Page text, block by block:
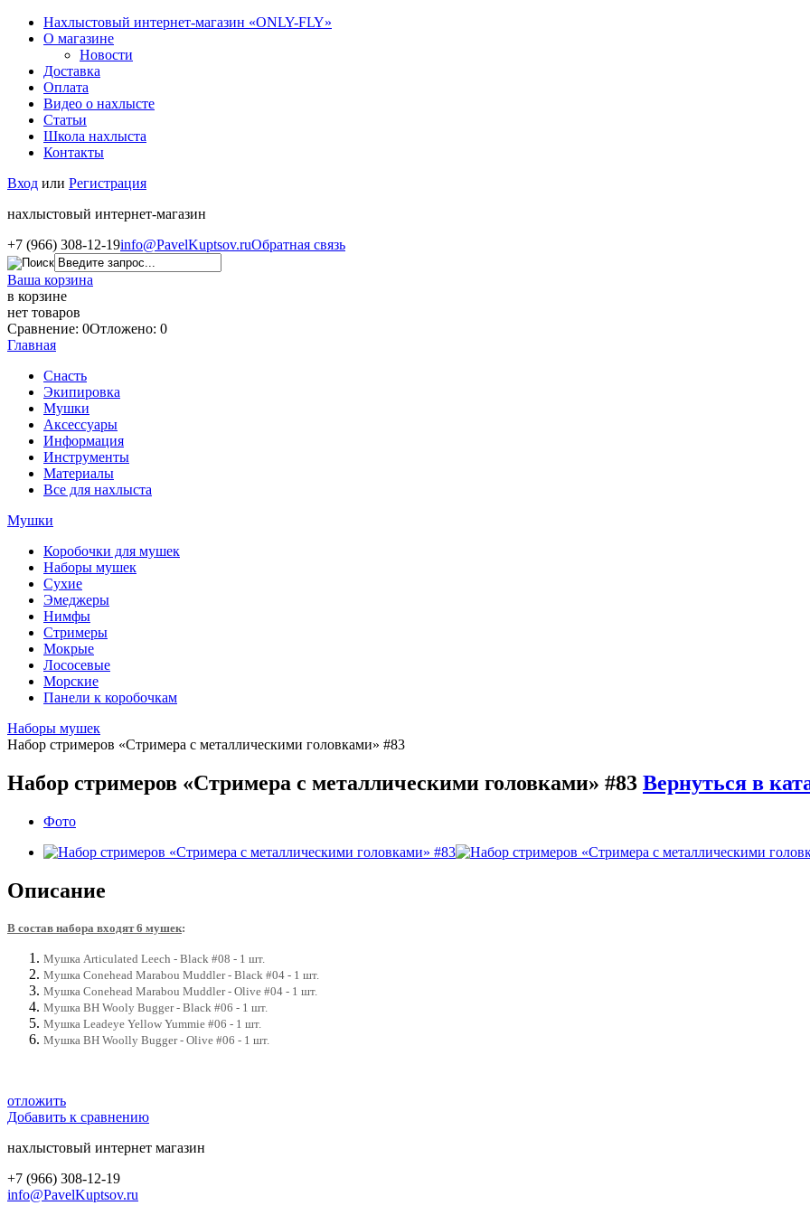
Нахлыстовый интернет-магазин «ONLY-FLY»
О магазине
Новости
Доставка
Оплата
Видео о нахлысте
Статьи
Школа нахлыста
Контакты
Вход или Регистрация
нахлыстовый интернет-магазин
+7 (966) 308-12-19info@PavelKuptsov.ruОбратная связь
Ваша корзина
в корзине
нет товаров
Сравнение: 0Отложено: 0
Главная
Снасть
Экипировка
Мушки
Аксессуары
Информация
Инструменты
Материалы
Все для нахлыста
Мушки
Коробочки для мушек
Наборы мушек
Сухие
Эмеджеры
Нимфы
Стримеры
Мокрые
Лососевые
Морские
Панели к коробочкам
Наборы мушек
Набор стримеров «Стримера с металлическими головками» #83
Набор стримеров «Стримера с металлическими головками» #83 Вернуться в
Фото
Описание
В состав набора входят 6 мушек:
Мушка Articulated Leech - Black #08 - 1 шт.
Мушка Conehead Marabou Muddler - Black #04 - 1 шт.
Мушка Conehead Marabou Muddler - Olive #04 - 1 шт.
Мушка BH Wooly Bugger - Black #06 - 1 шт.
Мушка Leadeye Yellow Yummie #06 - 1 шт.
Мушка BH Woolly Bugger - Olive #06 - 1 шт.
отложить
Добавить к сравнению
нахлыстовый интернет магазин
+7 (966) 308-12-19
info@PavelKuptsov.ru